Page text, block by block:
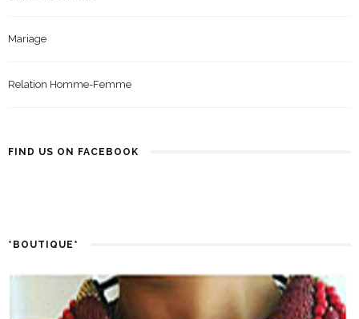
Mariage
Relation Homme-Femme
FIND US ON FACEBOOK
*BOUTIQUE*